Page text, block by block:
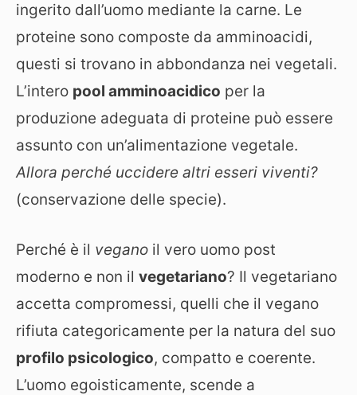
ingerito dall’uomo mediante la carne. Le
proteine sono composte da amminoacidi,
questi si trovano in abbondanza nei vegetali.
L’intero pool amminoacidico per la
produzione adeguata di proteine può essere
assunto con un’alimentazione vegetale.
Allora perché uccidere altri esseri viventi?
(conservazione delle specie).
Perché è il vegano il vero uomo post
moderno e non il vegetariano? Il vegetariano
accetta compromessi, quelli che il vegano
rifiuta categoricamente per la natura del suo
profilo psicologico, compatto e coerente.
L’uomo egoisticamente, scende a